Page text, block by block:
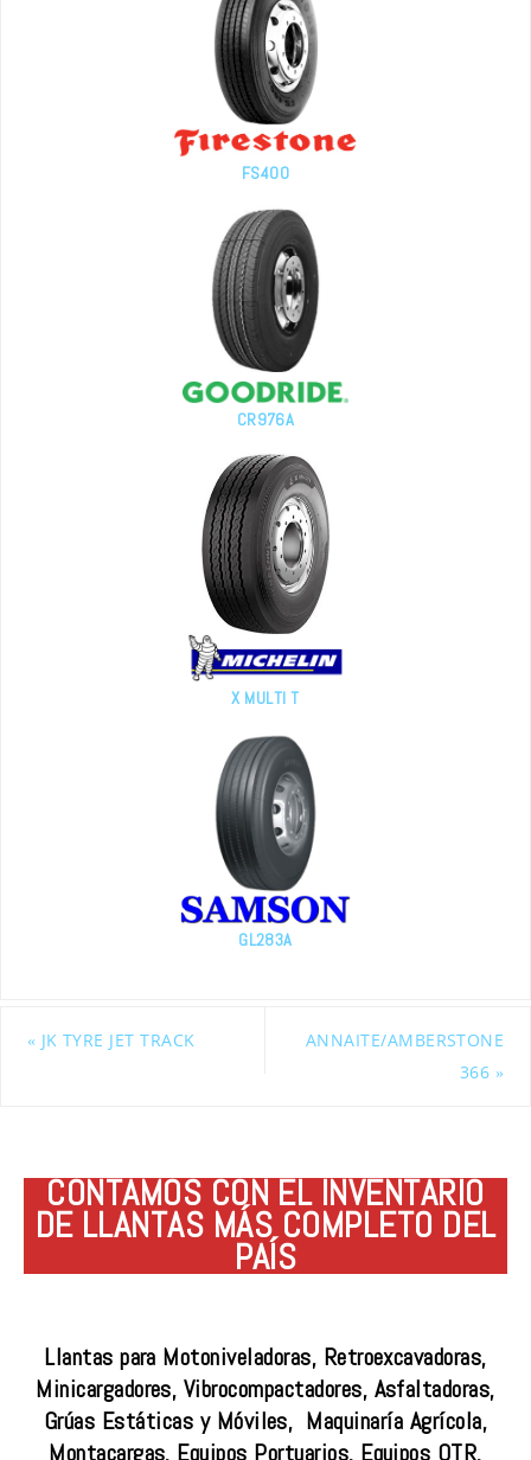
FS400
CR976A
X MULTI T
GL283A
« JK TYRE JET TRACK
ANNAITE/AMBERSTONE
366 »
CONTAMOS CON EL INVENTARIO
DE LLANTAS MÁS COMPLETO DEL
PAÍS
Llantas para Motoniveladoras, Retroexcavadoras,
Minicargadores, Vibrocompactadores, Asfaltadoras,
Grúas Estáticas y Móviles, Maquinaría Agrícola,
Montacargas, Equipos Portuarios, Equipos OTR,